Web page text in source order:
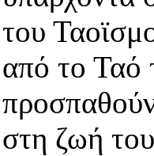
του
από το Ταό
στη ζωή